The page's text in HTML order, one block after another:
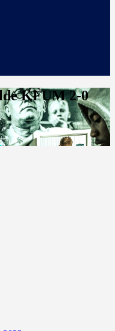
KFUM 2-0